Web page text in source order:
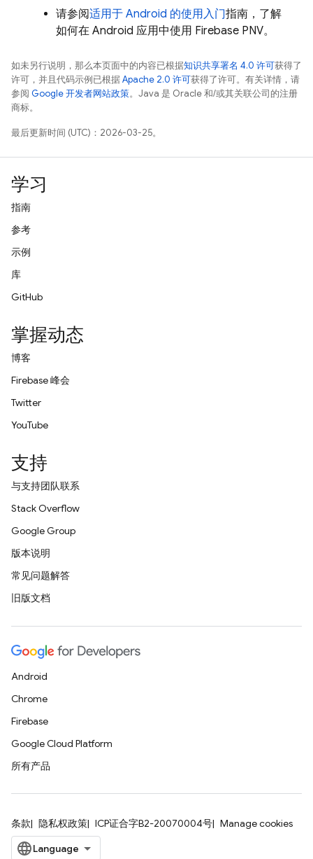
请参阅适用于 Android 的使用入门指南，了解
如何在 Android 应用中使用 Firebase PNV。
如未另行说明，那么本页面中的内容已根据知识共享署名 4.0 许可获得了
许可，并且代码示例已根据Apache 2.0 许可获得了许可。有关详情，请
参阅 Google 开发者网站政策。Java 是 Oracle 和/或其关联公司的注册
商标。
最后更新时间 (UTC)：2026-03-25。
学习
指南
参考
示例
库
GitHub
掌握动态
博客
Firebase 峰会
Twitter
YouTube
支持
与支持团队联系
Stack Overflow
Google Group
版本说明
常见问题解答
旧版文档
Android
Chrome
Firebase
Google Cloud Platform
所有产品
条款 隐私权政策 ICP证合字B2-20070004号 Manage cookies